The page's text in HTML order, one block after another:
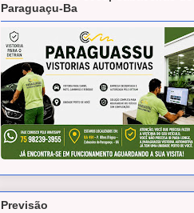
Paraguaçu-Ba
Previsão